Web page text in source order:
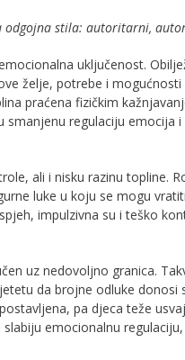
odgojna stila: autoritarni,
uključenost.
želje, potrebe i
praćena fizičkim
regulaciju emocija
ali i nisku razinu topline.
luke u koju se mogu
impulzivna su i teško
uz nedovoljno granica.
da brojne odluke
pa djeca teže
emocionalnu